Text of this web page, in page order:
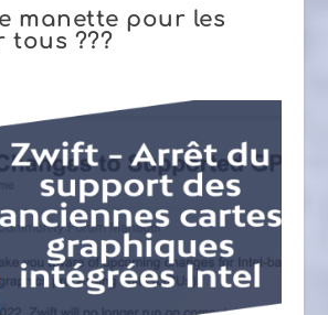
manette pour les
tous ???